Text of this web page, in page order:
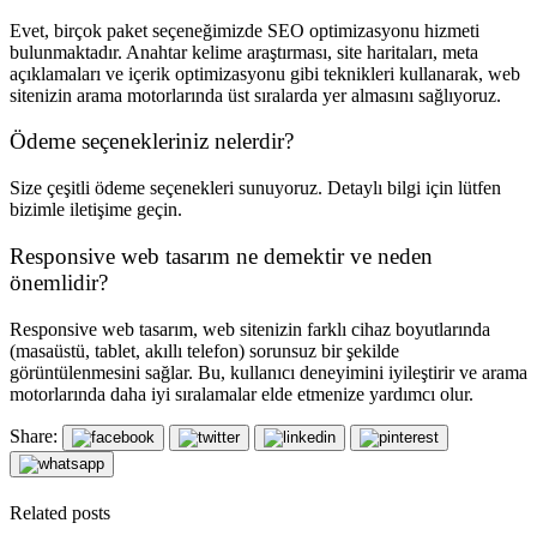
Evet, birçok paket seçeneğimizde SEO optimizasyonu hizmeti
bulunmaktadır. Anahtar kelime araştırması, site haritaları, meta
açıklamaları ve içerik optimizasyonu gibi teknikleri kullanarak, web
sitenizin arama motorlarında üst sıralarda yer almasını sağlıyoruz.
Ödeme seçenekleriniz nelerdir?
Size çeşitli ödeme seçenekleri sunuyoruz. Detaylı bilgi için lütfen
bizimle iletişime geçin.
Responsive web tasarım ne demektir ve neden
önemlidir?
Responsive web tasarım, web sitenizin farklı cihaz boyutlarında
(masaüstü, tablet, akıllı telefon) sorunsuz bir şekilde
görüntülenmesini sağlar. Bu, kullanıcı deneyimini iyileştirir ve arama
motorlarında daha iyi sıralamalar elde etmenize yardımcı olur.
Share:
Related posts